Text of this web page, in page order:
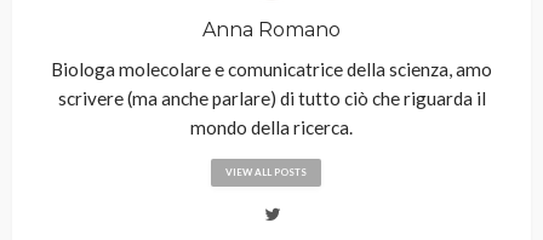
Anna Romano
Biologa molecolare e comunicatrice della scienza, amo
scrivere (ma anche parlare) di tutto ciò che riguarda il
mondo della ricerca.
VIEW ALL POSTS